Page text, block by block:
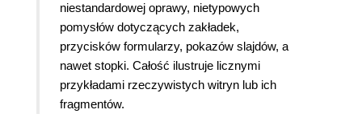
niestandardowej oprawy, nietypowych
pomysłów dotyczących zakładek,
przycisków formularzy, pokazów slajdów, a
nawet stopki. Całość ilustruje licznymi
przykładami rzeczywistych witryn lub ich
fragmentów.